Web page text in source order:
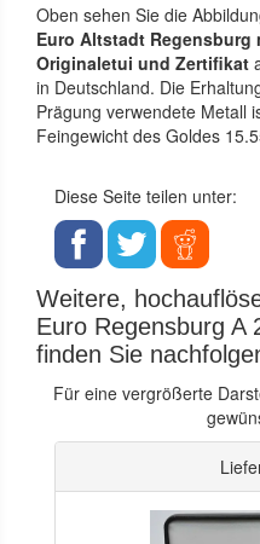
Oben sehen Sie die
Euro Altstadt Regensburg
Originaletui und Zertifikat
in Deutschland. Die
Prägung verwendete Metall
Feingewicht des Goldes
Diese Seite teilen unter:
Weitere,
Euro Regensburg A
finden Sie
Für eine vergrößerte